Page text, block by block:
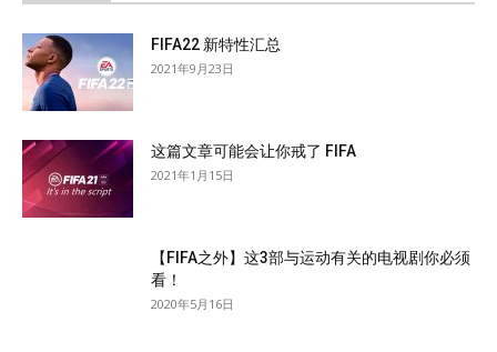
FIFA22 新特性汇总
2021年9月23日
这篇文章可能会让你戒了 FIFA
2021年1月15日
【FIFA之外】这3部与运动有关的电视剧你必须
看！
2020年5月16日